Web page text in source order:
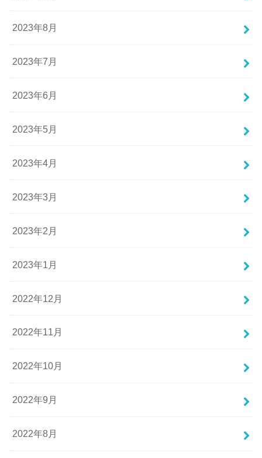
2023年8月
2023年7月
2023年6月
2023年5月
2023年4月
2023年3月
2023年2月
2023年1月
2022年12月
2022年11月
2022年10月
2022年9月
2022年8月